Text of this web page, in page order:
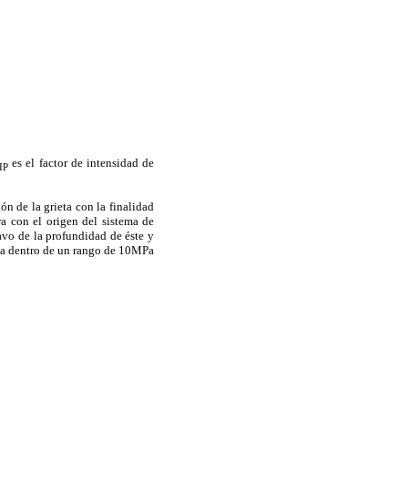
IP es el factor de intensidad de
de la grieta con la finalidad
con el origen del sistema de
de la profundidad de éste y
dentro de un rango de 10MPa